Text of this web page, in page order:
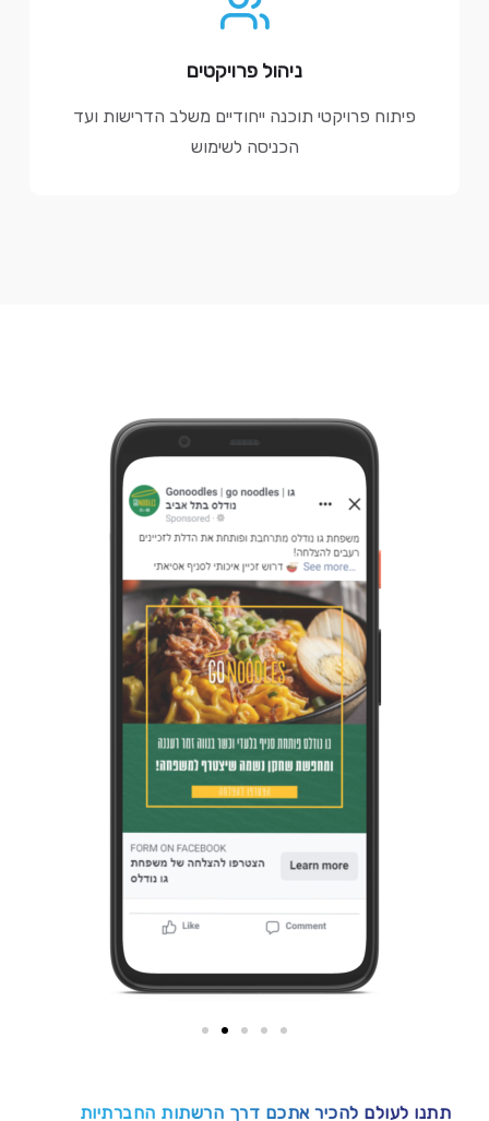
ניהול פרויקטים
פיתוח פרויקטי תוכנה ייחודיים משלב הדרישות ועד
הכניסה לשימוש
תתנו לעולם להכיר אתכם דרך הרשתות החברתיות